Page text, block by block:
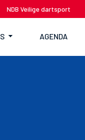
NDB Veilige dartsport
AGENDA